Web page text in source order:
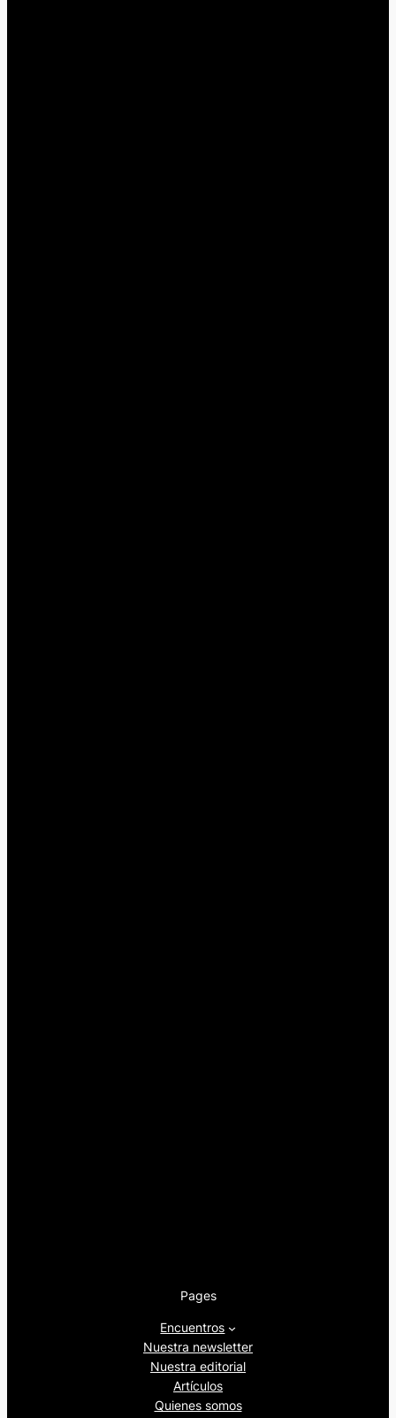
Pages
Encuentros
Nuestra newsletter
Nuestra editorial
Artículos
Quienes somos